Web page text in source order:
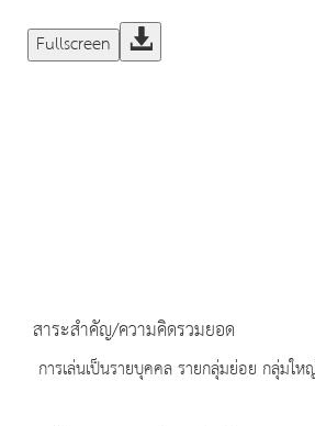
Fullscreen
สาระสำคัญ/ความคิดรวมยอด
การเล่นเป็นรายบุคคล รายกลุ่มย่อย กลุ่มให